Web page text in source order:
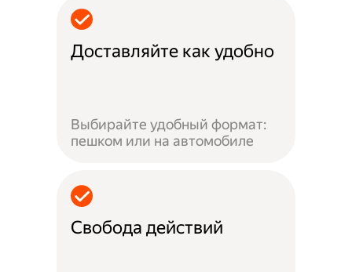
Доставляйте как удобно
Выбирайте удобный формат:
пешком или на автомобиле
Свобода действий